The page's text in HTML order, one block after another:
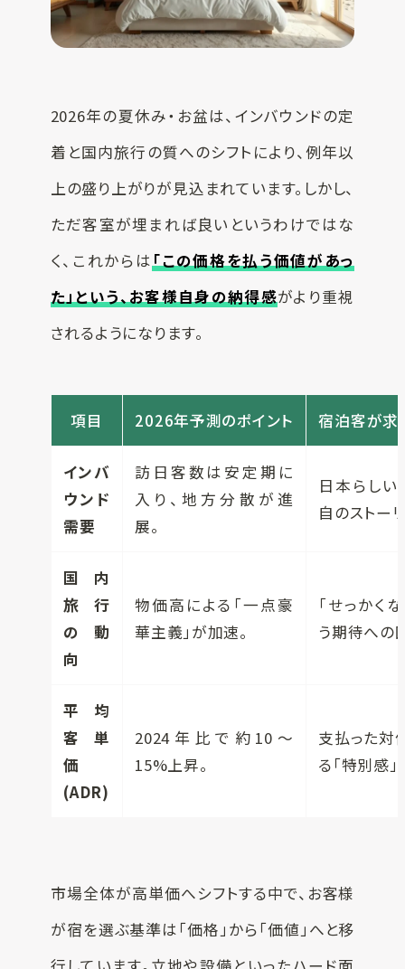
2026年の夏休み・お盆は、インバウンドの定
着と国内旅行の質へのシフトにより、例年以
上の盛り上がりが見込まれています。しかし、
ただ客室が埋まれば良いというわけではな
く、これからは 「この価格を払う価値があっ
た」という、お客様自身の納得感がより重視
されるようになります。
項目 2026年予測のポイント 宿泊客が求
インバ
ウンド
需要
訪日客数は安定期に
入り、地方分散が進
展。
日本らしい
自のストー
国内
旅行
の動
向
物価高による「一点豪
華主義」が加速。
「せっかく
う期待への
平均
客単
価
(ADR)
2024年比で約10〜
15%上昇。
支払った対
る「特別感」
市場全体が高単価へシフトする中で、お客様
が宿を選ぶ基準は「価格」から「価値」へと移